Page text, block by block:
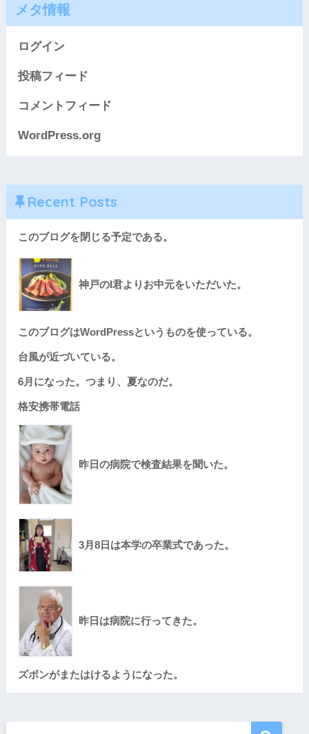
メタ情報
ログイン
投稿フィード
コメントフィード
WordPress.org
Recent Posts
このブログを閉じる予定である。
神戸のI君よりお中元をいただいた。
このブログはWordPressというものを使っている。
台風が近づいている。
6月になった。つまり、夏なのだ。
格安携帯電話
昨日の病院で検査結果を聞いた。
3月8日は本学の卒業式であった。
昨日は病院に行ってきた。
ズボンがまたはけるようになった。